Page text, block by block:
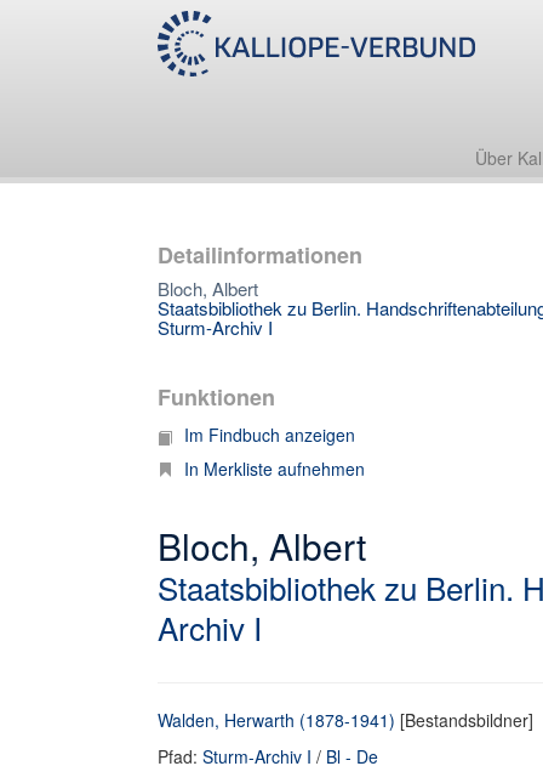
Über
Detailinformationen
Bloch, Albert
Staatsbibliothek zu Berlin.
Sturm-Archiv I
Funktionen
Im Findbuch anzeigen
In Merkliste aufnehmen
Bloch, Albert
Staatsbibliothek zu Berlin.
Archiv I
Walden, Herwarth (1878-1941) [Bestandsbildner]
Pfad: Sturm-Archiv I / Bl - De